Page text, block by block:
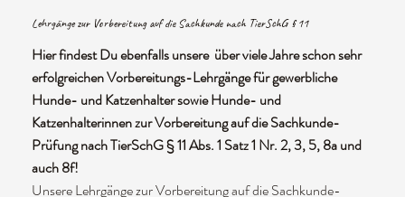
Lehrgänge zur Vorbereitung auf die Sachkunde nach TierSchG § 11
Hier findest Du ebenfalls unsere über viele Jahre schon sehr
erfolgreichen Vorbereitungs-Lehrgänge für gewerbliche
Hunde- und Katzenhalter sowie Hunde- und
Katzenhalterinnen zur Vorbereitung auf die Sachkunde-
Prüfung nach TierSchG § 11 Abs. 1 Satz 1 Nr. 2, 3, 5, 8a und
auch 8f!
Unsere Lehrgänge zur Vorbereitung auf die Sachkunde-